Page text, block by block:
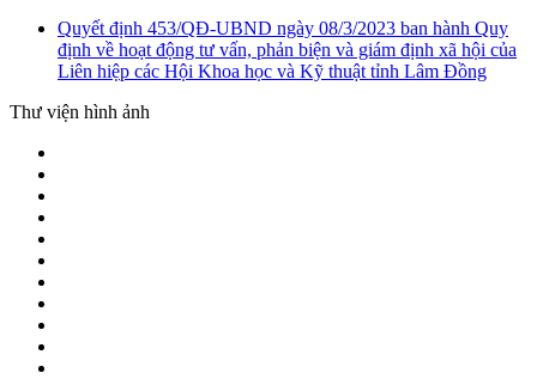
Quyết định 453/QĐ-UBND ngày 08/3/2023 ban hành Quy
định về hoạt động tư vấn, phản biện và giám định xã hội của
Liên hiệp các Hội Khoa học và Kỹ thuật tỉnh Lâm Đồng
Thư viện hình ảnh